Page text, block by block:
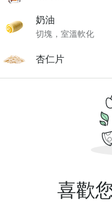
奶油
切塊，室溫軟化
杏仁片
喜歡